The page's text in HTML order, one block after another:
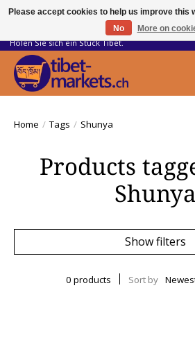
Handwerkskunst vom Dach der Welt.
Holen Sie sich ein Stück Tibet.
Home / Tags / Shunya
Products
Shunya
Show filters
0 products Sort by
Please accept cookies to help us improve this
No
More on